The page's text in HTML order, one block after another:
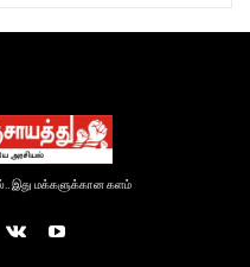
இது மக்களுக்கான களம்